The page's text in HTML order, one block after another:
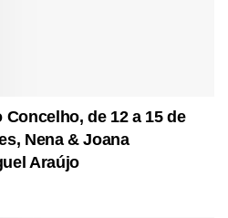
de 12 a 15 de
Nena & Joana
Araújo